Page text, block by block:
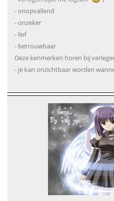
- onopvallend
- onzeker
- lief
- betrouwbaar
Deze kenmerken horen bij
- je kan onzichtbaar worden